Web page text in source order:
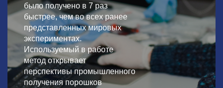
было получено в 7 раз
быстрее, чем во всех ранее
представленных мировых
экспериментах.
Используемый в работе
метод открывает
перспективы промышленного
получения порошков